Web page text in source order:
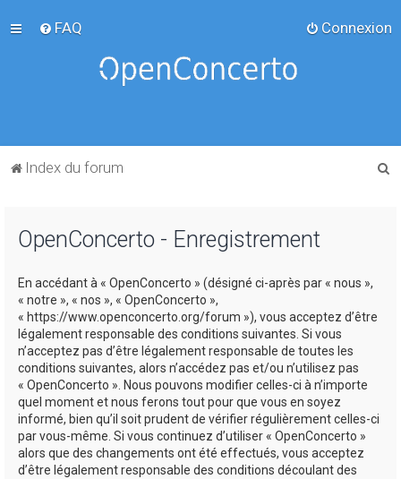
FAQ Connexion
Index du forum
OpenConcerto - Enregistrement
En accédant à « OpenConcerto » (désigné ci-après par « nous »,
« notre », « nos », « OpenConcerto »,
« https://www.openconcerto.org/forum »), vous acceptez d’être
légalement responsable des conditions suivantes. Si vous
n’acceptez pas d’être légalement responsable de toutes les
conditions suivantes, alors n’accédez pas et/ou n’utilisez pas
« OpenConcerto ». Nous pouvons modifier celles-ci à n’importe
quel moment et nous ferons tout pour que vous en soyez
informé, bien qu’il soit prudent de vérifier régulièrement celles-ci
par vous-même. Si vous continuez d’utiliser « OpenConcerto »
alors que des changements ont été effectués, vous acceptez
d’être légalement responsable des conditions découlant des